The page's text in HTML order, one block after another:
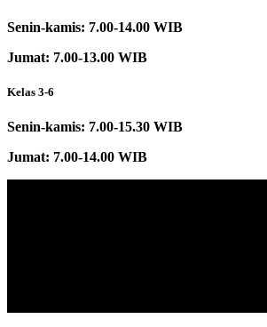
Senin-kamis: 7.00-14.00 WIB
Jumat: 7.00-13.00 WIB
Kelas 3-6
Senin-kamis: 7.00-15.30 WIB
Jumat: 7.00-14.00 WIB